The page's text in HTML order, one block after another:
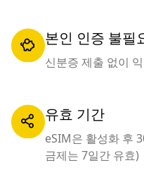
본인 인증 불필
신분증 제출 없이
유효 기간
eSIM은 활성화 후
금제는 7일간 유효)